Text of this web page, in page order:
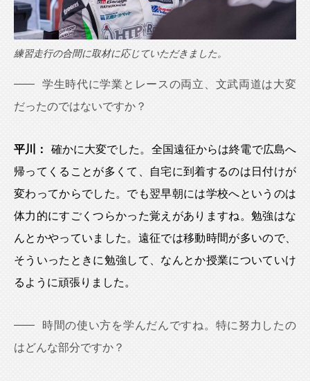
練習走行の合間に取材に応じていただきました。
学生時代に学業とレースの両立、文武両道は大変
だったのではないですか？
平川：
確かに大変でした。全国遠征からは終電で広島へ
帰ってくることが多くて、自宅に到着するのは日付けが
変わってからでした。でも翌早朝には学校へというのは
体力的にすごくつらかった覚えがありますね。勉強はな
んとかやっていました。遠征では移動時間が多いので、
そういったときに勉強して、なんとか授業についていけ
るように頑張りました。
時間の使い方を学んだんですね。特に努力したの
はどんな部分ですか？